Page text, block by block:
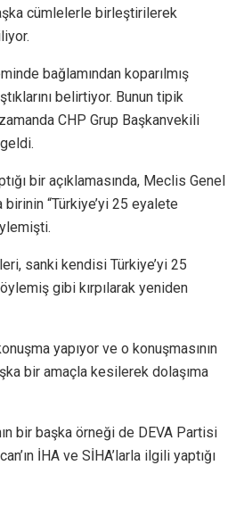
cümlelerle birleştirilerek
bağlamından koparılmış
belirtiyor. Bunun tipik
CHP Grup Başkanvekili
bir açıklamasında, Meclis Genel
“Türkiye’yi 25 eyalete
sanki kendisi Türkiye’yi 25
gibi kırpılarak yeniden
yapıyor ve o konuşmasının
bir amaçla kesilerek dolaşıma
bir başka örneği de DEVA Partisi
İHA ve SİHA’larla ilgili yaptığı